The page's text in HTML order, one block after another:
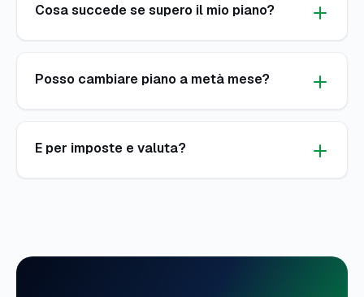
Cosa succede se supero il mio piano?
Posso cambiare piano a metà mese?
E per imposte e valuta?